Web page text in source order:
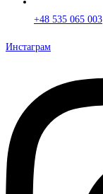
+48 535 065 003
Инстаграм